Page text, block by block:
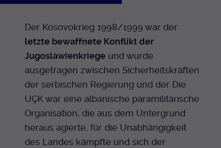
Der Kosovokrieg 1998/1999 war der
letzte bewaffnete Konflikt der
Jugoslawienkriege und wurde
ausgetragen zwischen Sicherheitskräften
der serbischen Regierung und der Die
UÇK war eine albanische paramilitärische
Organisation, die aus dem Untergrund
heraus agierte, für die Unabhängigkeit
des Landes kämpfte und sich der